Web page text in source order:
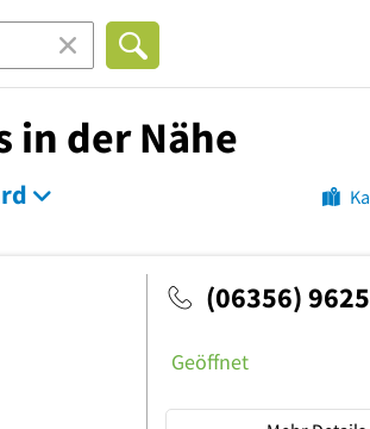
in der Nähe
(06356)
Geöffnet